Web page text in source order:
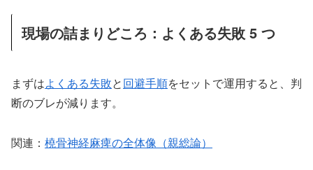
現場の詰まりどころ：よくある失敗 5 つ
まずはよくある失敗と回避手順をセットで運用すると、判
断のブレが減ります。
関連： 橈骨神経麻痺の全体像（親総論）